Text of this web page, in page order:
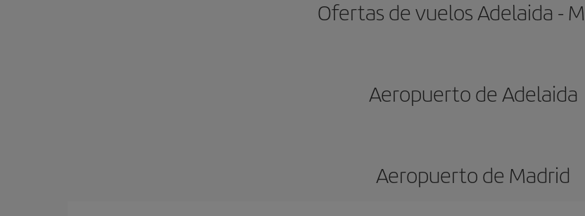
Ofertas de vuelos Adelaida -
Aeropuerto de Adelaida
Aeropuerto de Madrid